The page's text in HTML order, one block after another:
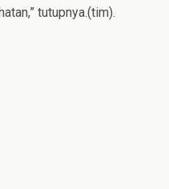
tutupnya.(tim).